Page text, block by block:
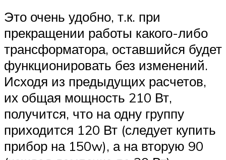
Это очень удобно, т.к. при
прекращении работы какого-либо
трансформатора, оставшийся будет
функционировать без изменений.
Исходя из предыдущих расчетов,
их общая мощность 210 Вт,
получится, что на одну группу
приходится 120 Вт (следует купить
прибор на 150w), а на вторую 90